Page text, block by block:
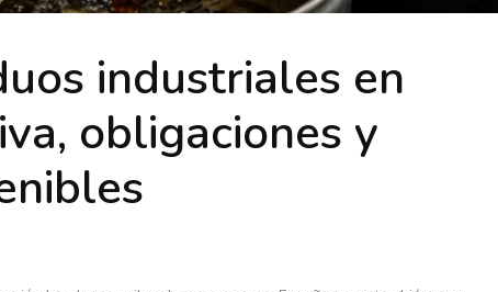
industriales en
obligaciones y